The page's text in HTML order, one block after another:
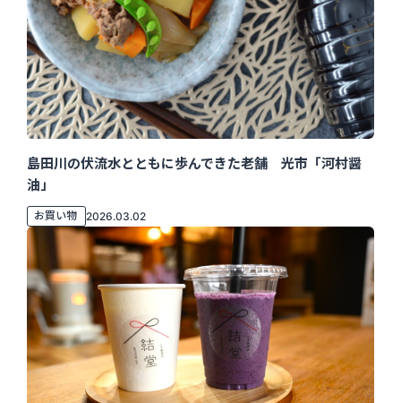
島田川の伏流水とともに歩んできた老舗 光市「河村醤
油」
お買い物 2026.03.02